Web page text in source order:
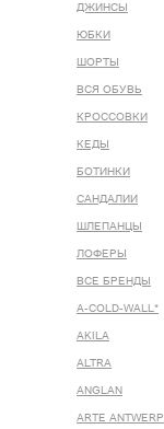
ДЖИНСЫ
ЮБКИ
ШОРТЫ
ВСЯ ОБУВЬ
КРОССОВКИ
КЕДЫ
БОТИНКИ
САНДАЛИИ
ШЛЕПАНЦЫ
ЛОФЕРЫ
ВСЕ БРЕНДЫ
A-COLD-WALL*
AKILA
ALTRA
ANGLAN
ARTE ANTWERP